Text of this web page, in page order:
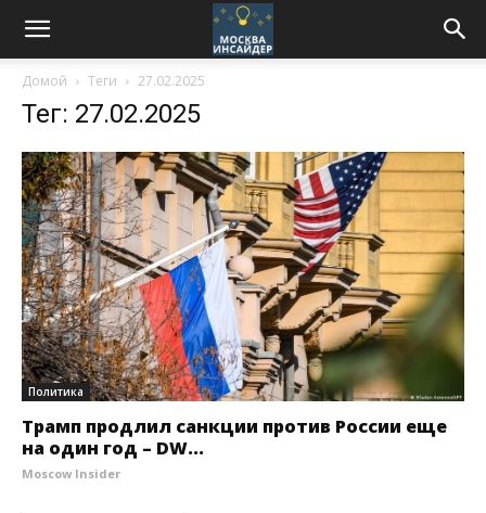
Домой Теги 27.02.2025
Тег: 27.02.2025
Политика
Трамп продлил санкции против России еще
на один год – DW...
Moscow Insider